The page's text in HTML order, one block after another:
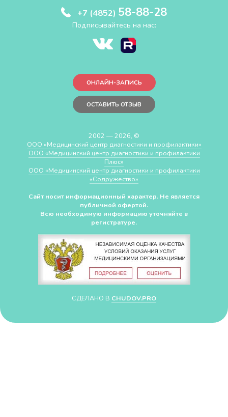
+7 (4852) 58-88-28
Подписывайтесь на нас:
ОНЛАЙН-ЗАПИСЬ
ОСТАВИТЬ ОТЗЫВ
2002 — 2026, ©
ООО «Медицинский центр диагностики и профилактики»
ООО «Медицинский центр диагностики и профилактики
Плюс»
ООО «Медицинский центр диагностики и профилактики
«Cодружество»
Сайт носит информационный характер. Не является
публичной офертой.
Всю необходимую информацию уточняйте в
регистратуре.
СДЕЛАНО В CHUDOV.PRO